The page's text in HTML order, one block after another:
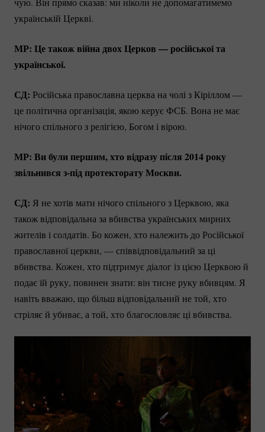
українській Церкві.
МР: Це також війна двох Церков — російської та
української.
СД: Російська православна церква на чолі з Кіріллом —
це політична організація, якою керує ФСБ. Вона не має
нічого спільного з релігією, Богом і вірою.
МР: Ви були першим, хто відразу після 2014 року
звільнився з-під протекторату Москви.
СД: Я не хотів мати нічого спільного з Церквою, яка
також відповідальна за вбивства українських мирних
жителів і солдатів. Бо кожен, хто належить до Російської
православної церкви, — співвідповідальний за ці
вбивства. Кожен, хто підтримує діалог із цією Церквою й
подає їй руку, повинен знати: він тисне руку вбивцям. Я
навіть вважаю, що більш відповідальний не той, хто
стріляє й убиває, а той, хто благословляє ці вбивства.